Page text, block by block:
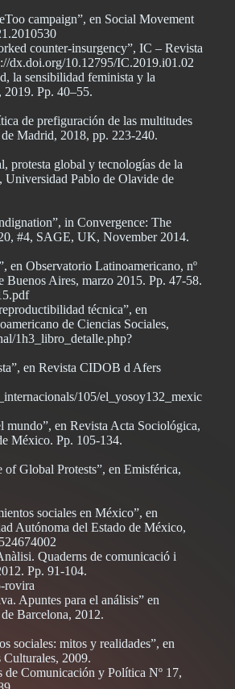
campaign”, en Social Movement
counter-insurgency”, IC – Revista
dx.doi.org/10.12795/IC.2019.i01.02
la sensibilidad feminista y la
2019. Pp. 40–55.
de prefiguración de las multitudes
Madrid, 2018, pp. 223-240.
protesta global y tecnologías de la
Universidad Pablo de Olavide de
in Convergence: The
#4, SAGE, UK, November 2014.
en Observatorio Latinoamericano, nº
Aires, marzo 2015. Pp. 47-58.
técnica”, en
de Ciencias Sociales,
1h3_libro_detalle.php?
en Revista CIDOB d Afers
105/el_yosoy132_mexic
mundo”, en Revista Acta Sociológica,
México. Pp. 105-134.
Global Protests”, en Emisférica,
sociales en México”, en
Autónoma del Estado de México,
Quaderns de comunicació i
Pp. 91-104.
rovira
Apuntes para el análisis” en
Barcelona, 2012.
sociales: mitos y realidades”, en
2009.
de Comunicación y Política Nº 17,